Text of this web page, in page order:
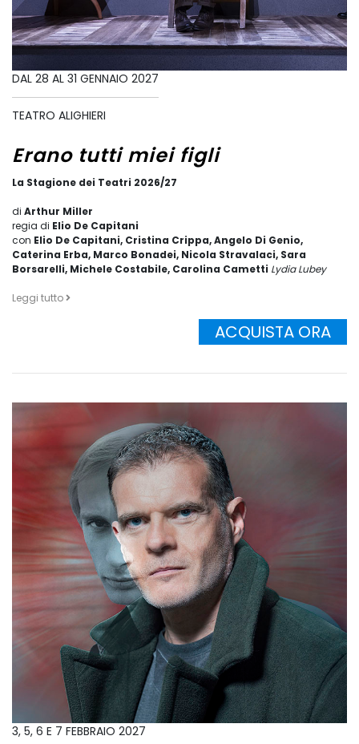
DAL 28 AL 31 GENNAIO 2027
TEATRO ALIGHIERI
Erano tutti miei figli
La Stagione dei Teatri 2026/27
di Arthur Miller
regia di Elio De Capitani
con Elio De Capitani, Cristina Crippa, Angelo Di Genio,
Caterina Erba, Marco Bonadei, Nicola Stravalaci, Sara
Borsarelli, Michele Costabile, Carolina Cametti Lydia Lubey
Leggi tutto
ACQUISTA ORA
3, 5, 6 E 7 FEBBRAIO 2027